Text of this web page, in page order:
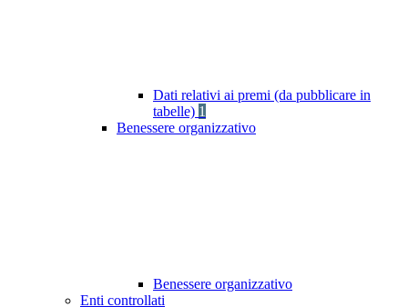
Dati relativi ai premi (da pubblicare in
tabelle) 1
Benessere organizzativo
Benessere organizzativo
Enti controllati